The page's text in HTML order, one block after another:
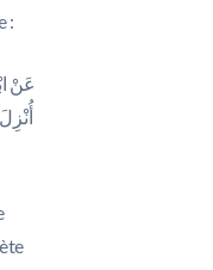
:
عَنْ